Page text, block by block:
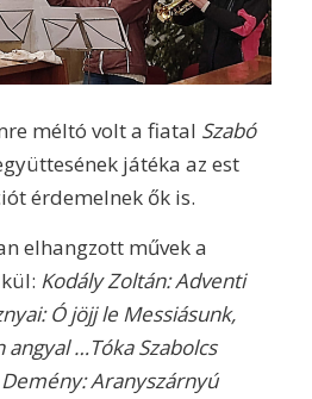
méltó volt a fiatal Szabó
játéka az est
érdemelnek ők is.
elhangzott művek a
Kodály Zoltán: Adventi
Ó jöjj le Messiásunk,
angyal …Tóka Szabolcs
Aranyszárnyú